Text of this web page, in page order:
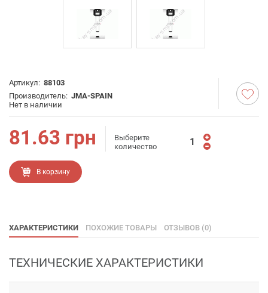
Артикул: 88103
Производитель: JMA-SPAIN
Нет в наличии
81.63 грн
Выберите
количество
В корзину
ХАРАКТЕРИСТИКИ ПОХОЖИЕ ТОВАРЫ ОТЗЫВОВ (0)
ТЕХНИЧЕСКИЕ ХАРАКТЕРИСТИКИ